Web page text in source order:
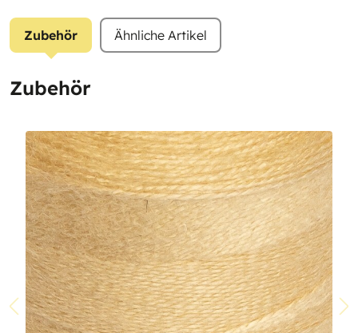
Zubehör Ähnliche Artikel
Zubehör